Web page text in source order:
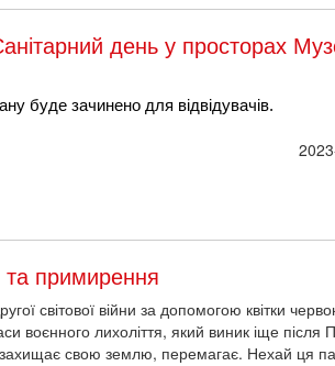
день у просторах
буде зачинено для відвідувачів.
та примирення
світової війни за допомогою квітки
воєнного лихоліття, який виник іще після
захищає свою землю, перемагає. Нехай ця